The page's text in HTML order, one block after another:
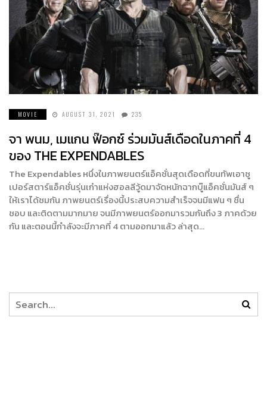
MOVIE AUGUST 31, 2021 235
จา พนม, เมแกน ฟ๊อกซ์ ร่วมมันส์เดือดในภาคที่ 4
ของ THE EXPENDABLES
The Expendables หนึ่งในภาพยนตร์แอ็คชั่นสุดเดือดที่ขนทัพเอาซู
เปอร์สตาร์แอ็คชั่นรุ่นเก๋าแห่งฮอลลีวู้ดมาจัดหนักฉากบู๊แอ็คชั่นมันส์ ๆ
ให้เราได้ชมกัน ภาพยนตร์เรื่องนี้ประสบความสำเร็จจนมีแฟน ๆ ชื่น
ชอบ และติดตามมากมาย จนมีภาพยนตร์ออกมารวมกันถึง 3 ภาคด้วย
กัน และตอนนี้กำลังจะมีภาคที่ 4 ตามออกมาแล้ว ล่าสุด…